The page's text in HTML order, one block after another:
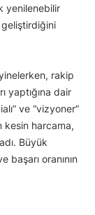
yenilenebilir
geliştirdiğini
rakip
yaptığına dair
ve “vizyoner”
kesin harcama,
Büyük
başarı oranının